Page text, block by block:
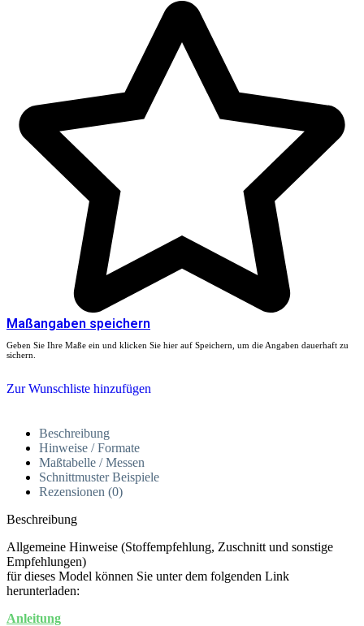
Maßangaben speichern
Geben Sie Ihre Maße ein und klicken Sie hier auf Speichern, um die Angaben dauerhaft zu
sichern.
Zur Wunschliste hinzufügen
Beschreibung
Hinweise / Formate
Maßtabelle / Messen
Schnittmuster Beispiele
Rezensionen (0)
Beschreibung
Allgemeine Hinweise (Stoffempfehlung, Zuschnitt und sonstige
Empfehlungen)
für dieses Model können Sie unter dem folgenden Link
herunterladen:
Anleitung